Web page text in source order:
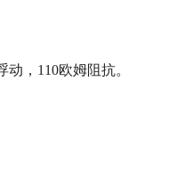
，110欧姆阻抗。